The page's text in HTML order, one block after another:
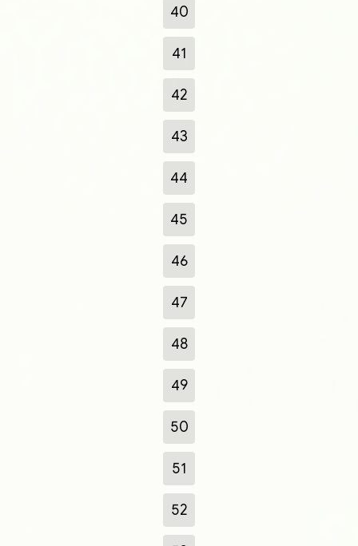
40
41
42
43
44
45
46
47
48
49
50
51
52